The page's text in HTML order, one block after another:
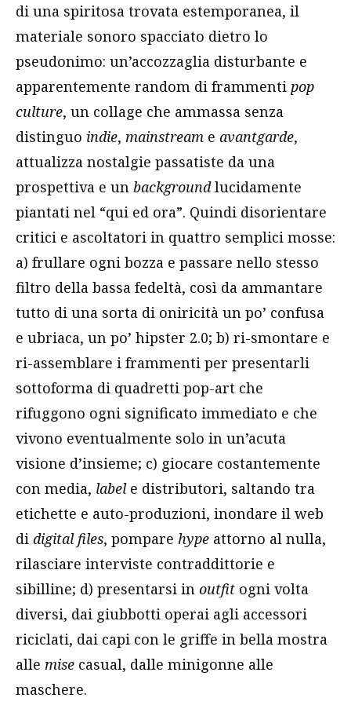
di una spiritosa trovata estemporanea, il
materiale sonoro spacciato dietro lo
pseudonimo: un’accozzaglia disturbante e
apparentemente random di frammenti pop
culture, un collage che ammassa senza
distinguo indie, mainstream e avantgarde,
attualizza nostalgie passatiste da una
prospettiva e un backgroundlucidamente
piantati nel “qui ed ora”. Quindi disorientare
critici e ascoltatori in quattro semplici mosse:
a) frullare ogni bozza e passare nello stesso
filtro della bassa fedeltà, così da ammantare
tutto di una sorta di oniricità un po’ confusa
e ubriaca, un po’ hipster 2.0; b) ri-smontare e
ri-assemblare i frammenti per presentarli
sottoforma di quadretti pop-art che
rifuggono ogni significato immediato e che
vivono eventualmente solo in un’acuta
visione d’insieme; c) giocare costantemente
con media, labele distributori, saltando tra
etichette e auto-produzioni, inondare il web
di digital files, pompare hype attorno al nulla,
rilasciare interviste contraddittorie e
sibilline; d) presentarsi in outfit ogni volta
diversi, dai giubbotti operai agli accessori
riciclati, dai capi con le griffe in bella mostra
alle mise casual, dalle minigonne alle
maschere.